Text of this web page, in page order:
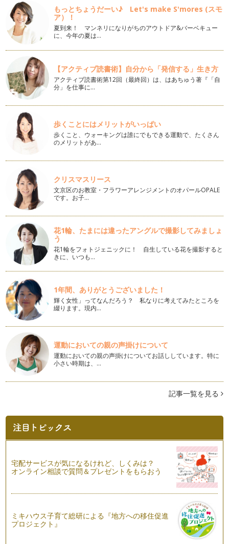
イフイベントがあります。…
自分自身のメンターを持ってみる
働いていると、ちょっとした仕事の課題から、これからの働き
方など、大なり小なり課題を感じたこ…
聞き上手になって、相手を受け止める
今日は、誰かの相談を受ける時に、心にとめておきたいことに
ついてお伝えします。 よく…
在宅ワークという働き方の意外な一面
以前のコラムでもご紹介しましたが、育児や介護など家庭との
両立でも、家で働く「在宅ワーク」が…
働くお母さんのお助けグッズたち
母となって初めて気づかされる、ワーママの怒涛の生
両立の葛藤と、周囲の助けを快く受け入れる力
４月に園に預け始めた方は、ようやく３ヵ月がたちますね。駆
け足でダッシュの毎日を過ごしながら…
働くママが100人いれば100通りの工夫がある
先日、朝日新聞社とAERAが主催の「ワーママが日本を変え
る！」という働くママのためのフォー…
育休復帰、順調ですか？
今年度も始まって、ひと月と少しが過ぎました。育休期間を経
てこの春にお子さんを預け始めた方も…
ワーキングマザーの心の持ちよう
４月からひと月が経ちました。この春から新たに働き始めた方
も、入園・入学と新たな局面を迎えた…
育児期間はキャリアの幅を広げるチャンス
子育ての真っ最中は、せいいっぱい子どもに向き合い、ママと
して、妻として、嫁として・・・日々…
多様な働き方のロールモデル（２） ～自宅で起業する～
子育て世代向けに、育児と仕事を両立している先輩の働き方を
キャリアと育児の関係
いよいよ入園卒園シーズン。桜のつぼみが膨らむ季節が近づい
てきました。この春先から働き始める…
多様な働き方のロールモデル（１）～在宅で働く～
今年在宅ワークを始めて１５年になるという株式会社キャリ
平日の朝、会社の出勤時間に合わせて出社する。始業時間にな
ると、続々と人が増えていっきににぎ…
もっとちょうだーい♪ Let's make S'mores (スモ
ア）！
夏到来！ マンネリになりがちのアウトドア&バーベキュー
に、今年の夏は…
【アクティブ読書術】自分から「発信する」生き方
アクティブ読書術第12回（最終回）は、はあちゅう著『「自
分」を仕事に…
歩くことにはメリットがいっぱい
歩くこと、ウォーキングは誰にでもできる運動で、たくさん
のメリットがあ…
クリスマスリース
文京区のお教室・フラワーアレンジメントのオパールOPALE
です。お子…
花1輪、たまには違ったアングルで撮影してみましょ
う
花1輪をフォトジェニックに！ 自生している花を撮影すると
きに、いつも…
1年間、ありがとうございました！
輝く女性」ってなんだろう？ 私なりに考えてみたところを
綴ります。現内…
運動においての親の声掛けについて
運動においての親の声掛けについてお話ししています。特に
小さい時期は、…
記事一覧を見る
宅配サービスが気になるけれど、しくみは？
オンライン相談で質問＆プレゼントをもらおう
ミキハウス子育て総研による『地方への移住促進
プロジェクト』